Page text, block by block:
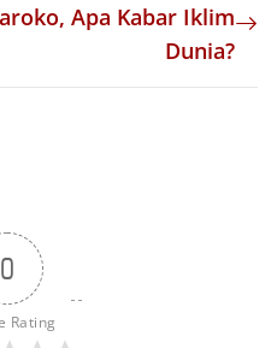
Apa Kabar Iklim
Dunia?
0
Rating